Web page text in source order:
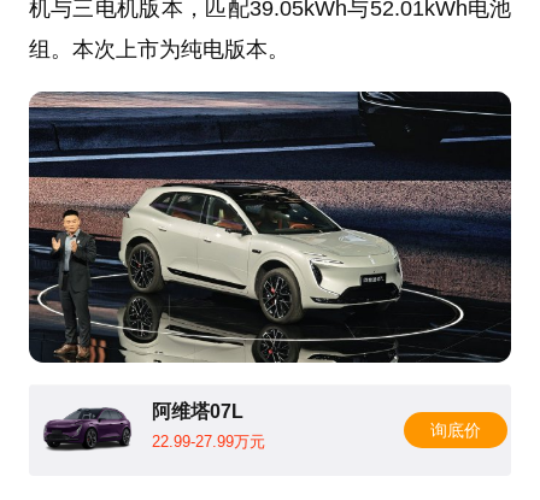
机与三电机版本，匹配39.05kWh与52.01kWh电池
组。本次上市为纯电版本。
阿维塔07L
22.99-27.99万元
询底价